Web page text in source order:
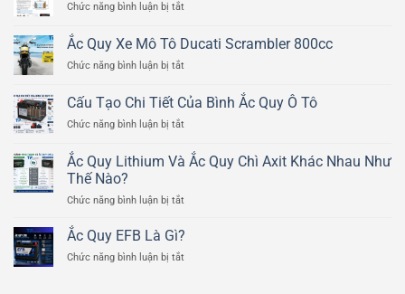
Chức năng bình luận bị tắt
Lý
Hoạt
Động
Bình
Quy
Axit
Ắc Quy Xe Mô Tô Ducati Scrambler 800cc
Chức năng bình luận bị tắt
Quy
Xe
Mô
Ducati
Scrambler
Cấu Tạo Chi Tiết Của Bình Ắc Quy Ô Tô
Chức năng bình luận bị tắt
Tạo
Chi
Của
Ắc
Ô
Ắc Quy Lithium Và Ắc Quy Chì Axit Khác Nhau Như
Thế Nào?
Chức năng bình luận bị tắt
Quy
Và
Ắc Quy EFB Là Gì?
Chức năng bình luận bị tắt